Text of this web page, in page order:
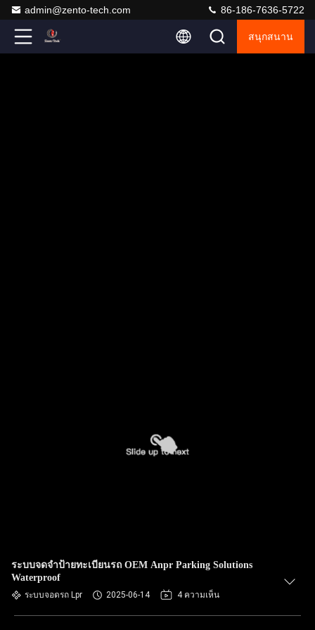
admin@zento-tech.com 86-186-7636-5722
สนุกสนาน
ระบบจดจำป้ายทะเบียนรถ OEM Anpr Parking Solutions
Waterproof
ระบบจอดรถ Lpr 2025-06-14 4 ความเห็น